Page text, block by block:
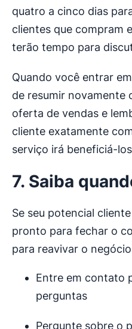
quatro a cinco dias
clientes que compram
terão tempo para
Quando você entrar
de resumir novamente
oferta de vendas e
cliente exatamente
serviço irá beneficiá-
7. Saiba
Se seu potencial
pronto para fechar o
para reavivar o
Entre em contato
perguntas
Pergunte sobre o